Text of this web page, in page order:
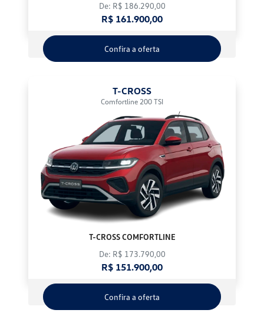
De: R$ 186.290,00
R$ 161.900,00
Confira a oferta
T-CROSS
Comfortline 200 TSI
T-CROSS COMFORTLINE
De: R$ 173.790,00
R$ 151.900,00
Confira a oferta